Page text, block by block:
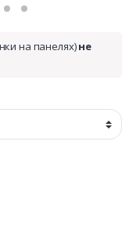
на панелях)не